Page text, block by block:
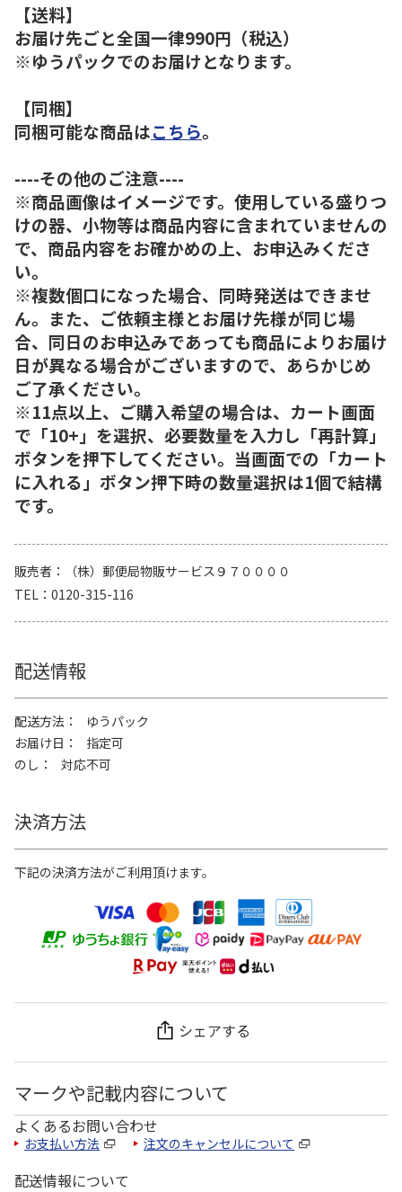
【送料】
お届け先ごと全国一律990円（税込）
※ゆうパックでのお届けとなります。
【同梱】
同梱可能な商品はこちら。
----その他のご注意----
※商品画像はイメージです。使用している盛りつ
けの器、小物等は商品内容に含まれていませんの
で、商品内容をお確かめの上、お申込みくださ
い。
※複数個口になった場合、同時発送はできませ
ん。また、ご依頼主様とお届け先様が同じ場
合、同日のお申込みであっても商品によりお届け
日が異なる場合がございますので、あらかじめ
ご了承ください。
※11点以上、ご購入希望の場合は、カート画面
で「10+」を選択、必要数量を入力し「再計算」
ボタンを押下してください。当画面での「カート
に入れる」ボタン押下時の数量選択は1個で結構
です。
販売者
（株）郵便局物販サービス９７００００
TEL
0120-315-116
配送情報
配送方法
ゆうパック
お届け日
指定可
のし
対応不可
決済方法
下記の決済方法がご利用頂けます。
シェアする
マークや記載内容について
よくあるお問い合わせ
お支払い方法 注文のキャンセルについて
配送情報について